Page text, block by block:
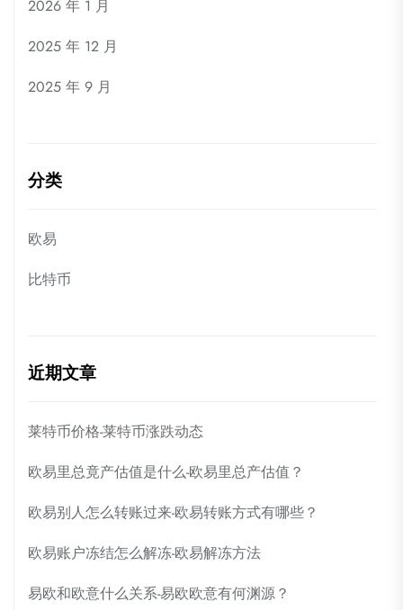
2026 年 1 月
2025 年 12 月
2025 年 9 月
分类
欧易
比特币
近期文章
莱特币价格-莱特币涨跌动态
欧易里总竟产估值是什么-欧易里总产估值？
欧易别人怎么转账过来-欧易转账方式有哪些？
欧易账户冻结怎么解冻-欧易解冻方法
易欧和欧意什么关系-易欧欧意有何渊源？